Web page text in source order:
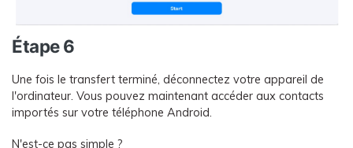
Étape 6
Une fois le transfert terminé, déconnectez votre appareil de
l'ordinateur. Vous pouvez maintenant accéder aux contacts
importés sur votre téléphone Android.
N'est-ce pas simple ?